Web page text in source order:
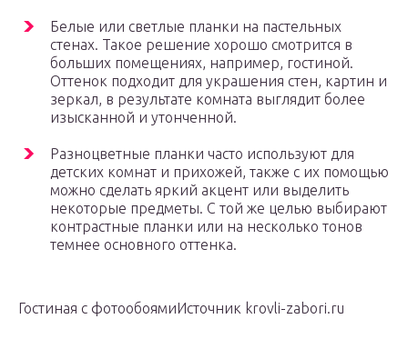
Белые или светлые планки на пастельных
стенах. Такое решение хорошо смотрится в
больших помещениях, например, гостиной.
Оттенок подходит для украшения стен, картин и
зеркал, в результате комната выглядит более
изысканной и утонченной.
Разноцветные планки часто используют для
детских комнат и прихожей, также с их помощью
можно сделать яркий акцент или выделить
некоторые предметы. С той же целью выбирают
контрастные планки или на несколько тонов
темнее основного оттенка.
Гостиная с фотообоямиИсточник krovli-zabori.ru